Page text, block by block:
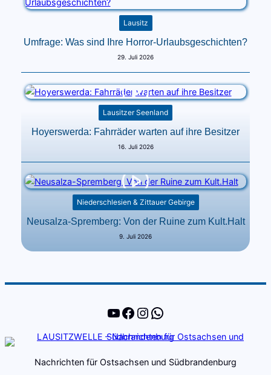
Lausitz
Umfrage: Was sind Ihre Horror-Urlaubsgeschichten?
29. Juli 2026
Lausitzer Seenland
Hoyerswerda: Fahrräder warten auf ihre Besitzer
16. Juli 2026
Niederschlesien & Zittauer Gebirge
Neusalza-Spremberg: Von der Ruine zum Kult.Halt
9. Juli 2026
YouTube
Facebook
Instagram
WhatsApp
Nachrichten für Ostsachsen und Südbrandenburg